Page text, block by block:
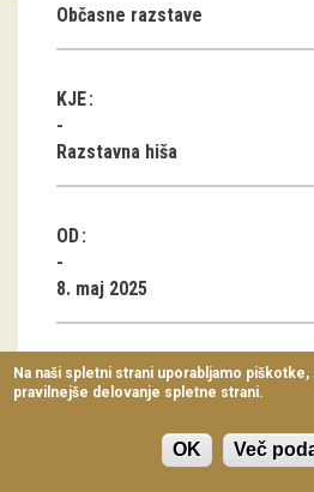
Razstavni projekti
Arhiv razstav
dogodki
Koledar dogodkov
Prireditve
Predavanja
Delavnice
Vodeni ogledi
Občasne razstave
KJE
Razstavna hiša
OD
8. maj 2025
DO
Na naši spletni strani uporabljamo
pravilnejše delovanje spletne strani.
OK Več